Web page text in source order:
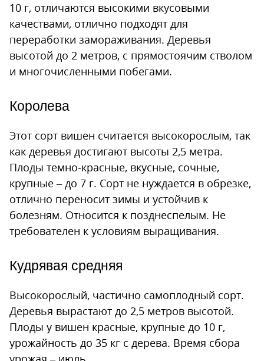
10 г, отличаются высокими вкусовыми
качествами, отлично подходят для
переработки замораживания. Деревья
высотой до 2 метров, с прямостоячим стволом
и многочисленными побегами.
Королева
Этот сорт вишен считается высокорослым, так
как деревья достигают высоты 2,5 метра.
Плоды темно-красные, вкусные, сочные,
крупные – до 7 г. Сорт не нуждается в обрезке,
отлично переносит зимы и устойчив к
болезням. Относится к позднеспелым. Не
требователен к условиям выращивания.
Кудрявая средняя
Высокорослый, частично самоплодный сорт.
Деревья вырастают до 2,5 метров высотой.
Плоды у вишен красные, крупные до 10 г,
урожайность до 35 кг с дерева. Время сбора